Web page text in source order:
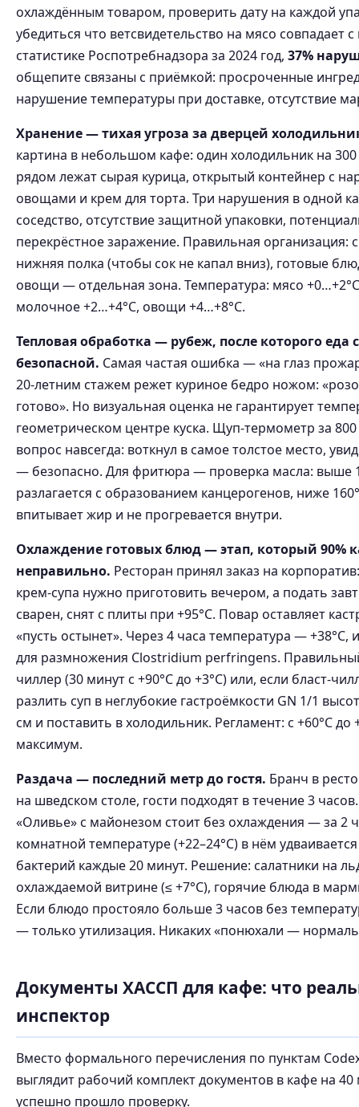
охлаждённым товаром, проверить дату на каждой
убедиться что ветсвидетельство на мясо совпадает
статистике Роспотребнадзора за 2024 год, 37%
общепите связаны с приёмкой: просроченные
нарушение температуры при доставке, отсутствие
Хранение — тихая угроза за дверцей
картина в небольшом кафе: один холодильник на
рядом лежат сырая курица, открытый контейнер с
овощами и крем для торта. Три нарушения в одной
соседство, отсутствие защитной упаковки,
перекрёстное заражение. Правильная
нижняя полка (чтобы сок не капал вниз), готовые
овощи — отдельная зона. Температура: мясо
молочное +2…+4°C, овощи +4…+8°C.
Тепловая обработка — рубеж, после которого еда
безопасной. Самая частая ошибка — «на глаз
20-летним стажем режет куриное бедро ножом:
готово». Но визуальная оценка не гарантирует
геометрическом центре куска. Щуп-термометр за
вопрос навсегда: воткнул в самое толстое место,
— безопасно. Для фритюра — проверка масла: выше
разлагается с образованием канцерогенов, ниже
впитывает жир и не прогревается внутри.
Охлаждение готовых блюд — этап, который 90%
неправильно. Ресторан принял заказ на
крем-супа нужно приготовить вечером, а подать
сварен, снят с плиты при +95°C. Повар оставляет
«пусть остынет». Через 4 часа температура — +38°C,
для размножения Clostridium perfringens.
чиллер (30 минут с +90°C до +3°C) или, если бласт-
разлить суп в неглубокие гастроёмкости GN 1/1
см и поставить в холодильник. Регламент: с +60°C до
максимум.
Раздача — последний метр до гостя. Бранч в
на шведском столе, гости подходят в течение 3
«Оливье» с майонезом стоит без охлаждения — за 2
комнатной температуре (+22–24°C) в нём
бактерий каждые 20 минут. Решение: салатники на
охлаждаемой витрине (≤ +7°C), горячие блюда в
Если блюдо простояло больше 3 часов без
— только утилизация. Никаких «понюхали —
Документы ХАССП для кафе: что
инспектор
Вместо формального перечисления по пунктам
выглядит рабочий комплект документов в кафе на 40
успешно прошло проверку.